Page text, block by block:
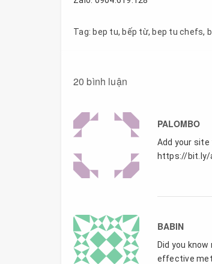
Tag: bep tu, bếp từ, bep tu chefs,
20 bình luận
PALOMBO
Add your
https://bit.ly/
BABIN
Did you
effective